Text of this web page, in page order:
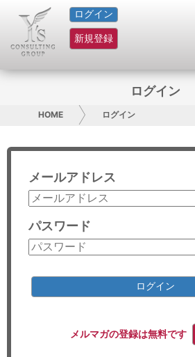
ログイン
新規登録
HOME
サービス紹介
グループ概要
採用情報
お問い合わせ
コンサルティング
リサーチ
ログイン
HOME ログイン
メールアドレス
パスワード
ログイン
メルマガの登録は無料です